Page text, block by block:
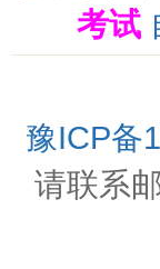
考试
豫ICP备
请联系